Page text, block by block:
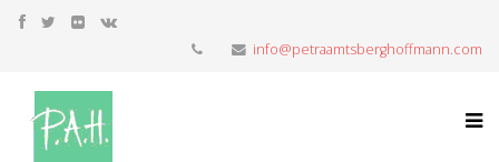
info@petraamtsberghoffmann.com